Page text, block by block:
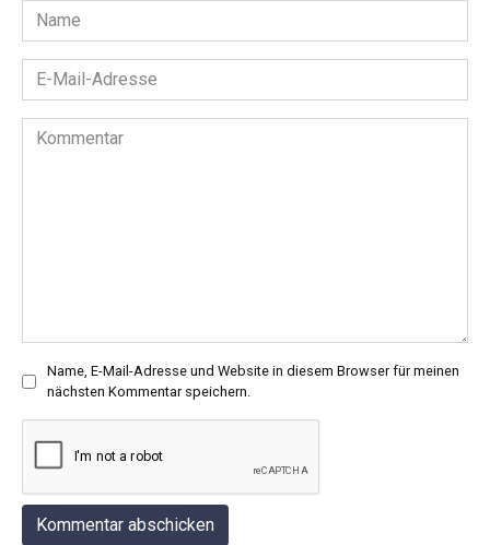
Name
*
Mail-
Adresse
Kommentar
Name, E-Mail-Adresse und Website in diesem Browser für meinen
nächsten Kommentar speichern.